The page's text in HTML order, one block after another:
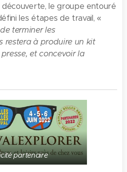
découverte, le groupe entouré
les étapes de travail, «
terminer les
restera à produire un kit
et concevoir la
partenaire